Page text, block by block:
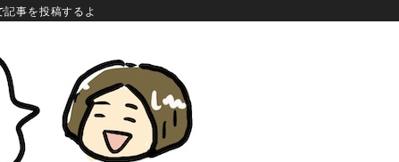
事を投稿するよ